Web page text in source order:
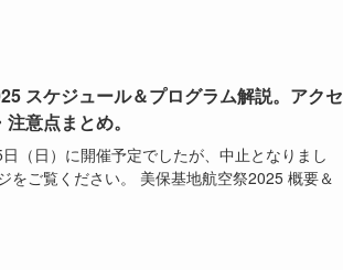
スケジュール＆プログラム解説。アクセ
意点まとめ。
（日）に開催予定でしたが、中止となりまし
をご覧ください。 美保基地航空祭2025 概要＆